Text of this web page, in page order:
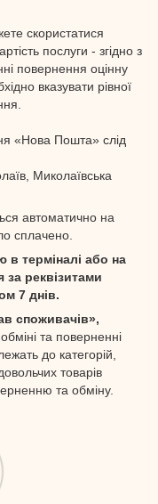
скористатися
послуги - згідно з
повернення оцінну
вказувати рівної
«Нова Пошта» слід
Миколаївська
автоматично на
сплачено.
в терміналі або на
за реквізитами
7 днів.
споживачів»,
та поверненні
до категорій,
товарів
та обміну.